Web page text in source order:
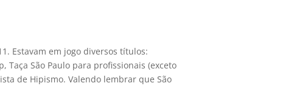
Estavam em jogo diversos títulos:
Taça São Paulo para profissionais (exceto
de Hipismo. Valendo lembrar que São